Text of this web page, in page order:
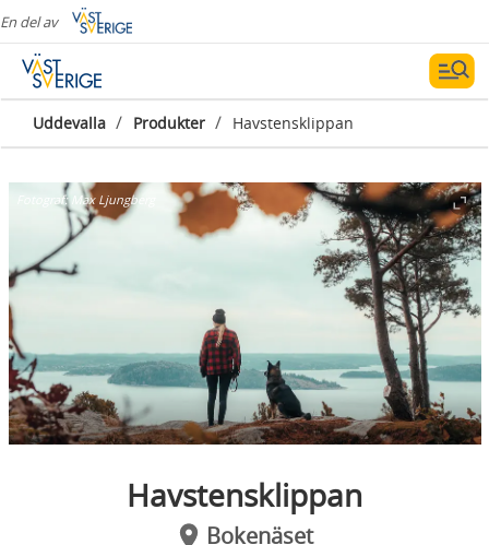
En del av
Uddevalla / Produkter / Havstensklippan
Fotograf: Max Ljungberg
Havstensklippan
Bokenäset